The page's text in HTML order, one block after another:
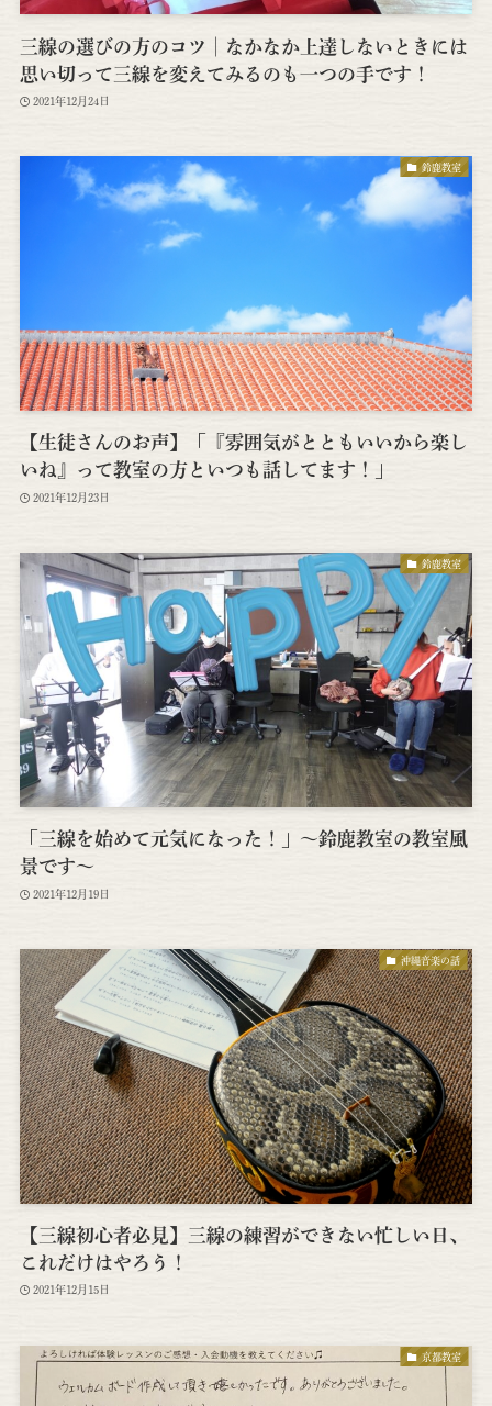
三線の選びの方のコツ│なかなか上達しないときには
思い切って三線を変えてみるのも一つの手です！
2021年12月24日
鈴鹿教室
【生徒さんのお声】「『雰囲気がとともいいから楽し
いね』って教室の方といつも話してます！」
2021年12月23日
鈴鹿教室
「三線を始めて元気になった！」～鈴鹿教室の教室風
景です～
2021年12月19日
沖縄音楽の話
【三線初心者必見】三線の練習ができない忙しい日、
これだけはやろう！
2021年12月15日
京都教室